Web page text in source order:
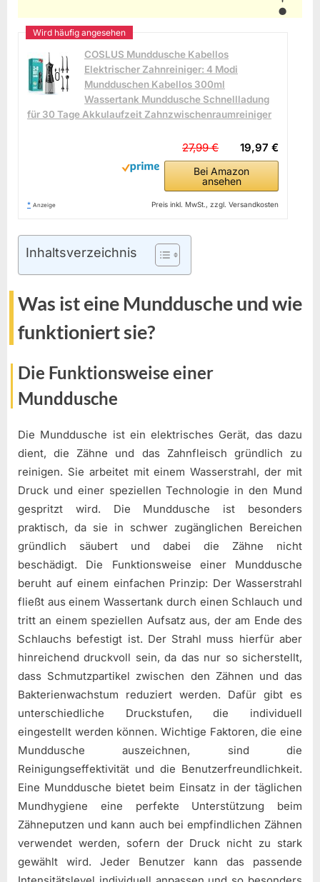
COSLUS Munddusche Kabellos
Elektrischer Zahnreiniger: 4 Modi
Mundduschen Kabellos 300ml
Wassertank Munddusche Schnellladung
für 30 Tage Akkulaufzeit Zahnzwischenraumreiniger
19,97 €
27,99 €
Bei Amazon
ansehen
* Anzeige Preis inkl. MwSt., zzgl. Versandkosten
Inhaltsverzeichnis
Was ist eine Munddusche und wie
funktioniert sie?
Die Funktionsweise einer
Munddusche
Die Munddusche ist ein elektrisches Gerät, das dazu
dient, die Zähne und das Zahnfleisch gründlich zu
reinigen. Sie arbeitet mit einem Wasserstrahl, der mit
Druck und einer speziellen Technologie in den Mund
gespritzt wird. Die Munddusche ist besonders
praktisch, da sie in schwer zugänglichen Bereichen
gründlich säubert und dabei die Zähne nicht
beschädigt. Die Funktionsweise einer Munddusche
beruht auf einem einfachen Prinzip: Der Wasserstrahl
fließt aus einem Wassertank durch einen Schlauch und
tritt an einem speziellen Aufsatz aus, der am Ende des
Schlauchs befestigt ist. Der Strahl muss hierfür aber
hinreichend druckvoll sein, da das nur so sicherstellt,
dass Schmutzpartikel zwischen den Zähnen und das
Bakterienwachstum reduziert werden. Dafür gibt es
unterschiedliche Druckstufen, die individuell
eingestellt werden können. Wichtige Faktoren, die eine
Munddusche auszeichnen, sind die
Reinigungseffektivität und die Benutzerfreundlichkeit.
Eine Munddusche bietet beim Einsatz in der täglichen
Mundhygiene eine perfekte Unterstützung beim
Zähneputzen und kann auch bei empfindlichen Zähnen
verwendet werden, sofern der Druck nicht zu stark
gewählt wird. Jeder Benutzer kann das passende